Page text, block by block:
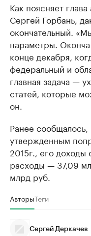
Как поясняет
Сергей Горбань,
окончательный.
параметры.
конце декабря,
федеральный и
главная задача —
статей, которые
он.
Ранее
утвержденным
2015г., его
расходы — 37,09
млрд руб.
АвторыТеги
Сергей Деркачев